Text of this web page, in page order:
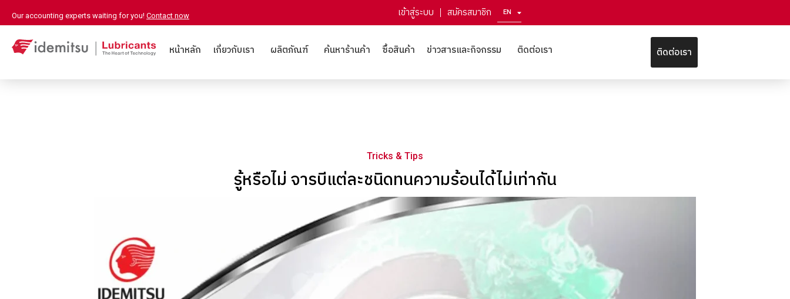
Our accounting experts waiting for you! Contact now เข้าสู่ระบบ สมัครสมาชิก EN
ZH
หน้าหลัก เกี่ยวกับเรา ผลิตภัณฑ์ ค้นหาร้านค้า ซื้อสินค้า ข่าวสารและกิจกรรม ติดต่อเรา ติดต่อเรา
Tricks & Tips
รู้หรือไม่ จารบีแต่ละชนิดทนความร้อนได้ไม่เท่ากัน